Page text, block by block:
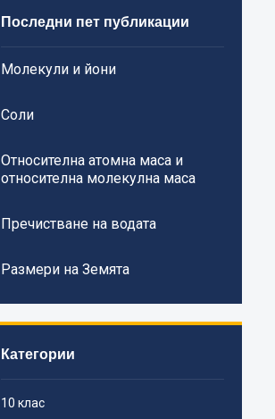
Последни пет публикации
Молекули и йони
Соли
Относителна атомна маса и
относителна молекулна маса
Пречистване на водата
Размери на Земята
Категории
10 клас